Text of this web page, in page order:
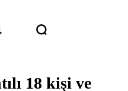
18 kişi ve